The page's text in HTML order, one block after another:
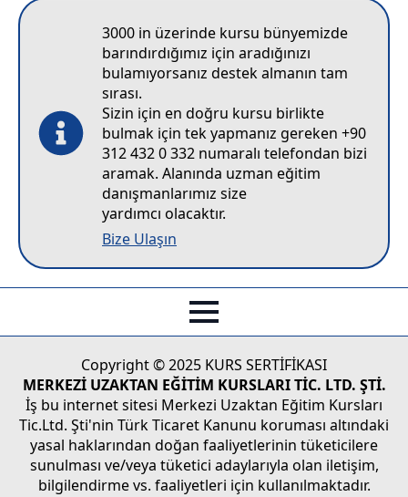
3000 in üzerinde kursu bünyemizde
barındırdığımız için aradığınızı
bulamıyorsanız destek almanın tam
sırası.
Sizin için en doğru kursu birlikte
bulmak için tek yapmanız gereken +90
312 432 0 332 numaralı telefondan bizi
aramak. Alanında uzman eğitim
danışmanlarımız size
yardımcı olacaktır.
Bize Ulaşın
Copyright © 2025 KURS SERTİFİKASI
MERKEZİ UZAKTAN EĞİTİM KURSLARI TİC. LTD. ŞTİ.
İş bu internet sitesi Merkezi Uzaktan Eğitim Kursları
Tic.Ltd. Şti'nin Türk Ticaret Kanunu koruması altındaki
yasal haklarından doğan faaliyetlerinin tüketicilere
sunulması ve/veya tüketici adaylarıyla olan iletişim,
bilgilendirme vs. faaliyetleri için kullanılmaktadır.